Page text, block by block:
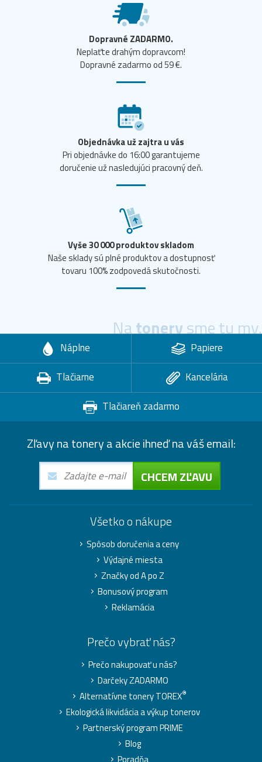
Dopravné ZADARMO.
Neplaťte drahým dopravcom!
Dopravné zadarmo od 59 €.
Objednávka už zajtra u vás
Pri objednávke do 16:00 garantujeme
doručenie už nasledujúci pracovný deň.
Vyše 30 000 produktov skladom
Naše sklady sú plné produktov a dostupnosť
tovaru 100% zodpovedá skutočnosti.
Natonerysme tu my.
Náplne
Papiere
Tlačiarne
Kancelária
Tlačiareň zadarmo
Zľavy na tonery a akcie ihneď na váš email:
CHCEM ZĽAVU
Všetko o nákupe
Spôsob doručenia a ceny
Výdajné miesta
Značky od A po Z
Bonusový program
Reklamácia
Prečo vybrať nás?
Prečo nakupovať u nás?
Darčeky ZADARMO
Alternatívne tonery TOREX®
Ekologická likvidácia a výkup tonerov
Partnerský program PRIME
Blog
Poradňa